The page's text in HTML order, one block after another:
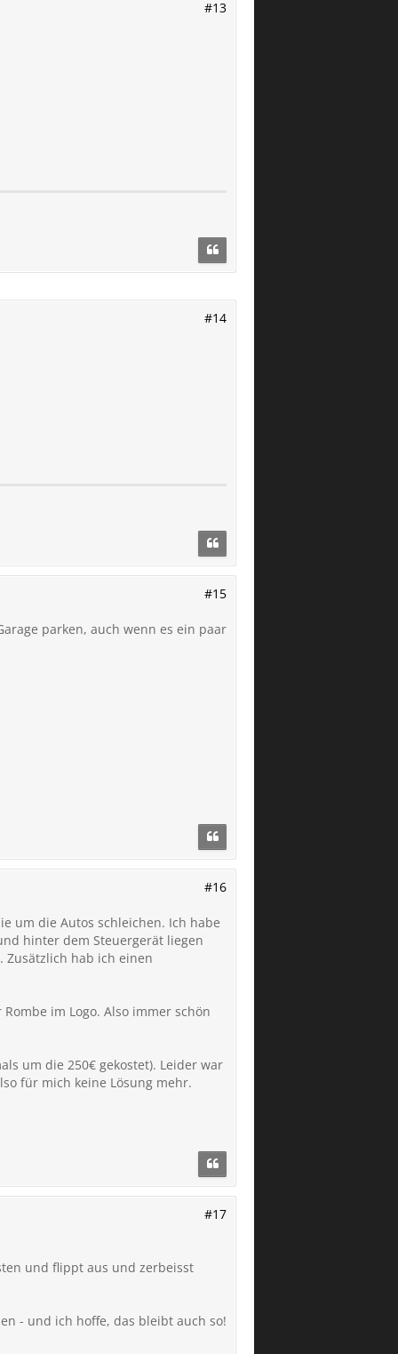
#13
#14
#15
parken, auch wenn es ein paar
#16
um die Autos schleichen. Ich habe
hinter dem Steuergerät liegen
hab ich einen
im Logo. Also immer schön
um die 250€ gekostet). Leider war
für mich keine Lösung mehr.
#17
und flippt aus und zerbeisst
- und ich hoffe, das bleibt auch so!